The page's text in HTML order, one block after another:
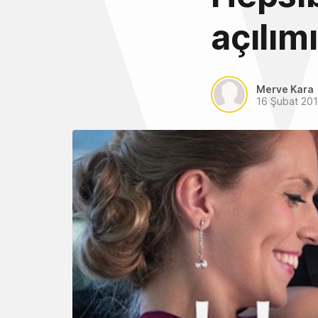
açılımı
Merve Kara
16 Şubat